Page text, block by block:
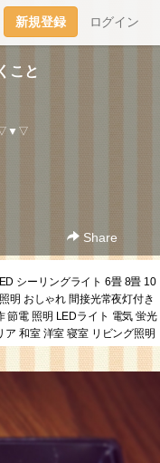
新規登録 ログイン
こと
Share
シーリングライト 6畳 8畳 10
明 おしゃれ 間接光常夜灯付き
節電 照明 LEDライト 電気 蛍光
和室 洋室 寝室 リビング照明